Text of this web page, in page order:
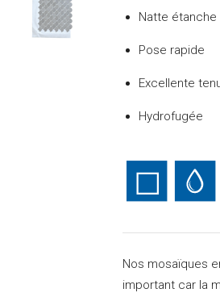
Natte
Pose rapide
Excellente
Hydrofugée
Nos mosaïques
important car la